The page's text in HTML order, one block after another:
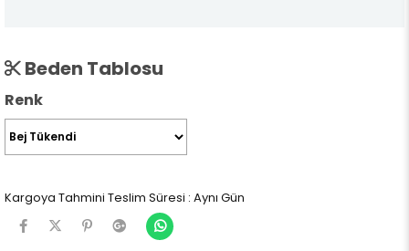
Beden Tablosu
Renk
Kargoya Tahmini Teslim Süresi : Aynı Gün